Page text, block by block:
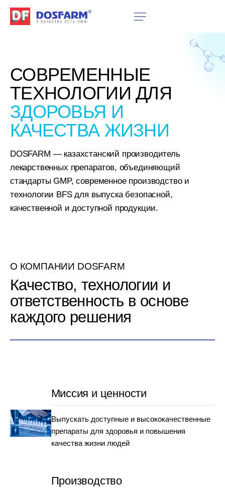
СОВРЕМЕННЫЕ
ТЕХНОЛОГИИ ДЛЯ
ЗДОРОВЬЯ И
КАЧЕСТВА ЖИЗНИ
DOSFARM — казахстанский производитель
лекарственных препаратов, объединяющий
стандарты GMP, современное производство и
технологии BFS для выпуска безопасной,
качественной и доступной продукции.
О КОМПАНИИ DOSFARM
Качество, технологии и
ответственность в основе
каждого решения
Миссия и ценности
Выпускать доступные и высококачественные
препараты для здоровья и повышения
качества жизни людей
Производство